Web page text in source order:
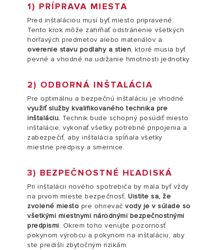
1) PRÍPRAVA MIESTA
Pred inštaláciou musí byť miesto pripravené.
Tento krok môže zahŕňať odstránenie všetkých
horľavých predmetov alebo materiálov a
overenie stavu podlahy a stien, ktoré musia byť
pevné a vhodné na udržanie hmotnosti jednotky.
2) ODBORNÁ INŠTALÁCIA
Pre optimálnu a bezpečnú inštaláciu je vhodné
využiť služby kvalifikovaného technika pre
inštaláciu. Technik bude schopný posúdiť miesto
inštalácie, vykonať všetky potrebné pripojenia a
zabezpečiť, aby inštalácia spĺňala všetky
miestne predpisy a smernice.
3) BEZPEČNOSTNÉ HĽADISKÁ
Pri inštalácii nového spotrebiča by mala byť vždy
na prvom mieste bezpečnosť. Uistite sa, že
zvolené miesto pre ohrievač vody je v súlade so
všetkými miestnymi národnými bezpečnostnými
predpismi. Okrem toho venujte pozornosť
pokynom výrobcu a pokynom na inštaláciu, aby
ste predišli zbytočným rizikám.